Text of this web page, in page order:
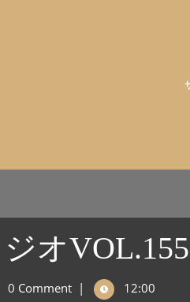
オVOL.155
0 Comment | 12:00